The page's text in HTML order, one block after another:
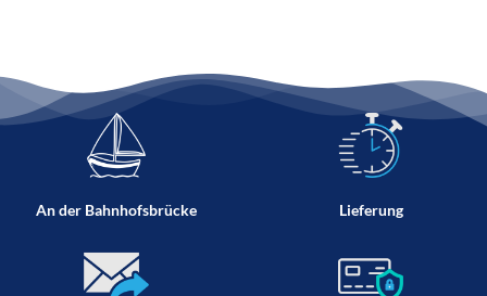
An der Bahnhofsbrücke Lieferung